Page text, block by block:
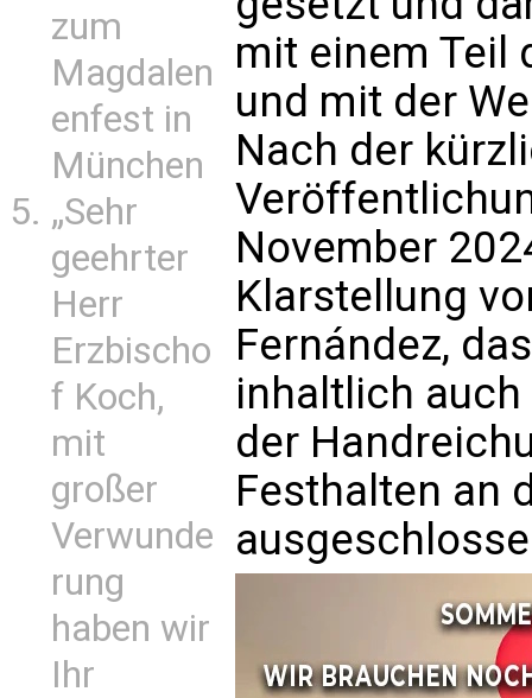
zum
Magdalen
enfest in
München
„Sehr
geehrter
Herr
Erzbischo
f Koch,
mit
großer
Verwunde
rung
haben wir
Ihr
mit einem Teil
und mit der
Nach der
November
Klarstellung
Fernández,
inhaltlich
der
Festhalten an